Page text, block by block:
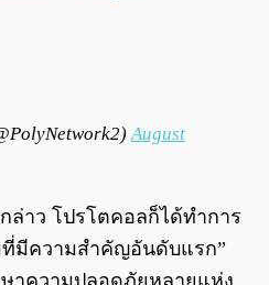
August
ล่าว โปรโตคอลก็ได้ทำการ
มีความสำคัญอันดับแรก”